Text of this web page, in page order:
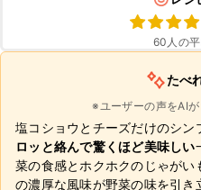
60 人の
たべ
※ユーザーの声をAI
塩コショウとチーズだけのシン
ロッと絡んで驚くほど美味しい
菜の食感とホクホクのじゃが
の濃厚な風味が野菜の味を引き